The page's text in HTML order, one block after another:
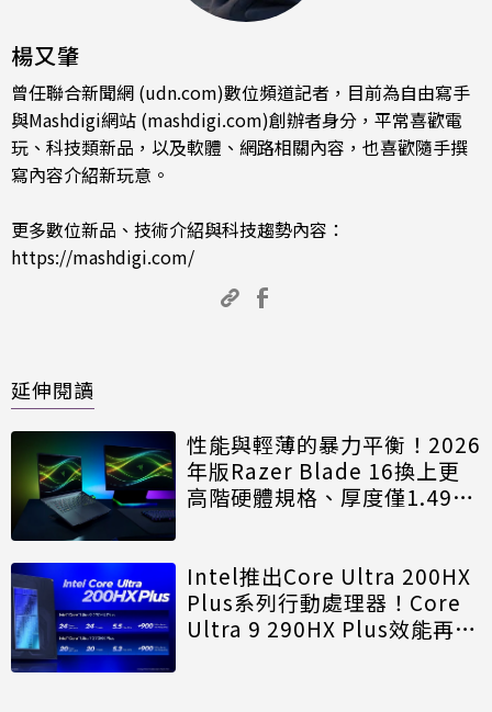
楊又肇
曾任聯合新聞網 (udn.com)數位頻道記者，目前為自由寫手
與Mashdigi網站 (mashdigi.com)創辦者身分，平常喜歡電
玩、科技類新品，以及軟體、網路相關內容，也喜歡隨手撰
寫內容介紹新玩意。
更多數位新品、技術介紹與科技趨勢內容：
https://mashdigi.com/
延伸閱讀
性能與輕薄的暴力平衡！2026
年版Razer Blade 16換上更
高階硬體規格、厚度僅1.49公
Intel推出Core Ultra 200HX
Plus系列行動處理器！Core
Ultra 9 290HX Plus效能再升